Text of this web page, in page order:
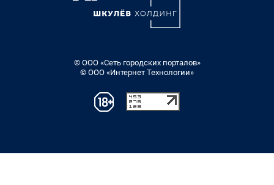
© ООО «Сеть городских порталов»
© ООО «Интернет Технологии»